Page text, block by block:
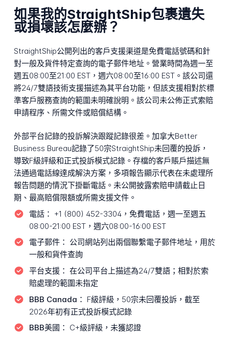
如果我的StraightShip包裹遺失
或損壞該怎麼辦？
StraightShip公開列出的客戶支援渠道是免費電話號碼和針
對一般及貨件特定查詢的電子郵件地址。營業時間為週一至
週五08:00至21:00 EST，週六08:00至16:00 EST。該公司還
將24/7雙語技術支援描述為其平台功能，但該支援相對於標
準客戶服務查詢的範圍未明確說明。該公司未公佈正式索賠
申請程序、所需文件或賠償結構。
外部平台記錄的投訴解決跟蹤記錄很差。加拿大Better
Business Bureau記錄了50宗StraightShip未回覆的投訴，
導致F級評級和正式投訴模式記錄。存檔的客戶賬戶描述無
法通過電話線達成解決方案，多項報告顯示代表在未處理所
報告問題的情況下掛斷電話。未公開披露索賠申請截止日
期、最高賠償限額或所需支援文件。
電話： +1 (800) 452-3304，免費電話，週一至週五
08:00-21:00 EST，週六08:00-16:00 EST
電子郵件： 公司網站列出兩個聯繫電子郵件地址，用於
一般和貨件查詢
平台支援： 在公司平台上描述為24/7雙語；相對於索
賠處理的範圍未指定
BBB Canada： F級評級，50宗未回覆投訴，截至
2026年初有正式投訴模式記錄
BBB美國： C+級評級，未獲認證